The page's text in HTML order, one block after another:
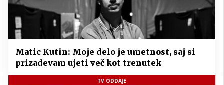
Matic Kutin: Moje delo je umetnost, saj si
prizadevam ujeti več kot trenutek
TV ODDAJE